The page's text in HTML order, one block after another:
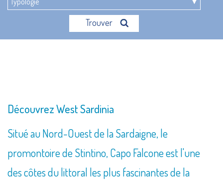
Trouver
Découvrez West Sardinia
Situé au Nord-Ouest de la Sardaigne, le
promontoire de Stintino, Capo Falcone est l'une
des côtes du littoral les plus fascinantes de la